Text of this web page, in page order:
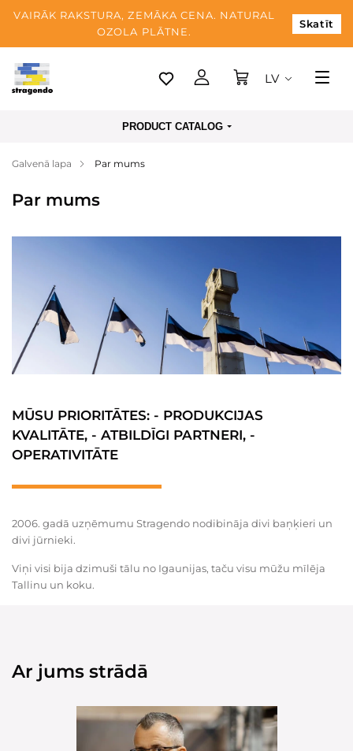
VAIRĀK RAKSTURA, ZEMĀKA CENA. NATURAL
OZOLA PLĀTNE.
Skatīt
Tallina
Apmaksa
Par mums
LV
PRODUCT CATALOG
Galvenā lapa Par mums
Par mums
MŪSU PRIORITĀTES: - PRODUKCIJAS
KVALITĀTE, - ATBILDĪGI PARTNERI, -
OPERATIVITĀTE
2006. gadā uzņēmumu Stragendo nodibināja divi baņķieri un
divi jūrnieki.
Viņi visi bija dzimuši tālu no Igaunijas, taču visu mūžu mīlēja
Tallinu un koku.
Ar jums strādā